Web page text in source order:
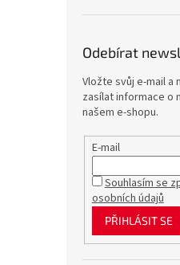
Odebírat
Vložte svůj e-mail a
zasílat informace o
našem e-shopu.
E-mail
Souhlasím se
osobních údajů
PŘIHLÁSIT SE